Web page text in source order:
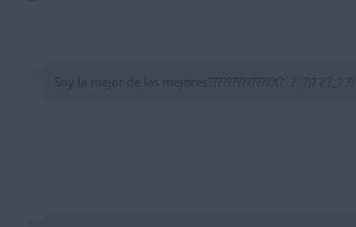
Soy la mejor de las mejores??????????????(?´?`?)? ? ?_? ??